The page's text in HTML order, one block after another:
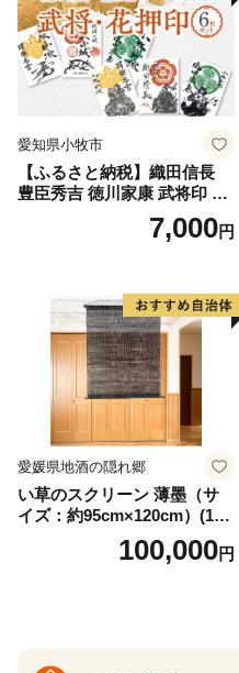
愛知県小牧市
【ふるさと納税】織田信長
豊臣秀吉 徳川家康 武将印 花
押印 6枚 セット イラスト 戦
国 武将 小牧山城 墨絵 龍画師
グッズ 愛知県 小牧市 お取り
寄せ 送料無料
7,000円
愛媛県地酒の隠れ郷
い草のスクリーン 薄墨（サ
イズ：約95cm×120cm）(14
100,000円